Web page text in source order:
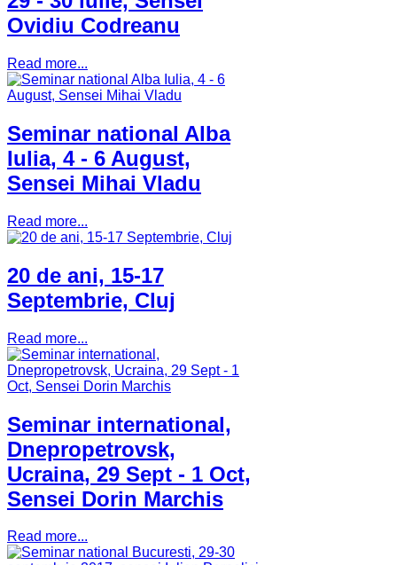
Ovidiu Codreanu
Read more...
Seminar national Alba
Iulia, 4 - 6 August,
Sensei Mihai Vladu
Read more...
20 de ani, 15-17
Septembrie, Cluj
Read more...
Seminar international,
Dnepropetrovsk,
Ucraina, 29 Sept - 1 Oct,
Sensei Dorin Marchis
Read more...